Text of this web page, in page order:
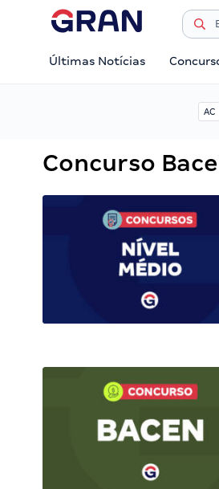
Últimas Notícias
AC
Concurso